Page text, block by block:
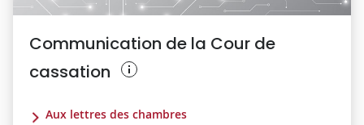
Communication de la Cour de
cassation
Aux lettres des chambres